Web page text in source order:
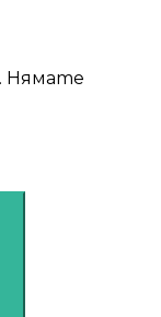
Нямате